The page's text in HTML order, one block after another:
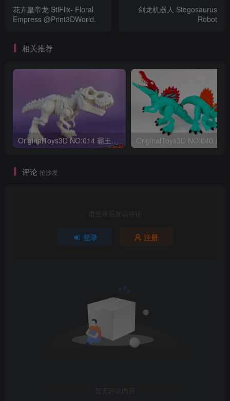
花卉皇帝龙 StlFlix- Floral
Empress @Print3DWorld.
剑龙机器人 Stegosaurus
Robot
相关推荐
OriginalToys3D NO:014 霸王龙骨架
评论 抢沙发
请登录后发表评论
登录 注册
暂无评论内容